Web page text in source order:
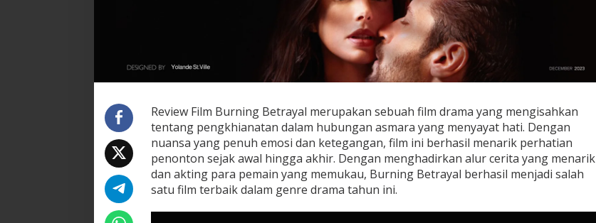
Review Film Burning Betrayal merupakan sebuah film drama yang mengisahkan
tentang pengkhianatan dalam hubungan asmara yang menyayat hati. Dengan
nuansa yang penuh emosi dan ketegangan, film ini berhasil menarik perhatian
penonton sejak awal hingga akhir. Dengan menghadirkan alur cerita yang menarik
dan akting para pemain yang memukau, Burning Betrayal berhasil menjadi salah
satu film terbaik dalam genre drama tahun ini.